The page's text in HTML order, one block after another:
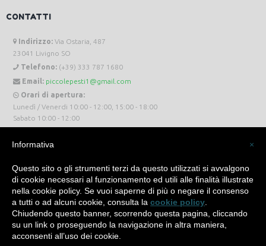
CONTATTI
Indirizzo: Via Ostaria, 487
23041 Livigno SO
Telefono: (+39) 333 787 1680
Email: piccolepesti1@gmail.com
Orari di apertura:
Lunedì / Venerdi 10:00 - 12:00, 15:00 - 18:00
Sabato 10:00 - 12:00
Piccole Pesti Livigno © 2024 Tutti i diritti riservati. -Privacy Policy-Cookie Policy
Made with bySìServices
×
Informativa
Questo sito o gli strumenti terzi da questo utilizzati si avvalgono
di cookie necessari al funzionamento ed utili alle finalità illustrate
nella cookie policy. Se vuoi saperne di più o negare il consenso
a tutti o ad alcuni cookie, consulta la cookie policy
Chiudendo questo banner, scorrendo questa pagina, cliccando
su un link o proseguendo la navigazione in altra maniera,
acconsenti all’uso dei cookie.